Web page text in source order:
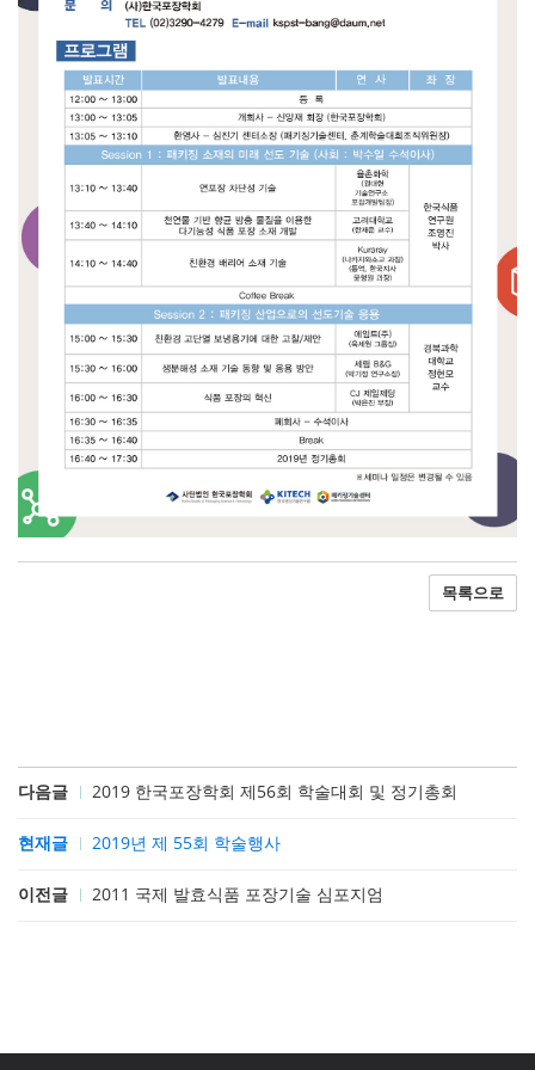
목록으로
다음글 2019 한국포장학회 제56회 학술대회 및 정기총회
현재글 2019년 제 55회 학술행사
이전글 2011 국제 발효식품 포장기술 심포지엄